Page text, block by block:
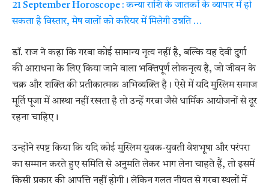
21 September Horoscope : कन्या राशि के जातकों के व्यापार में हो
सकता है विस्तार, मेष वालों को करियर में मिलेगी उन्नति …
डॉ. राज ने कहा कि गरबा कोई सामान्य नृत्य नहीं है, बल्कि यह देवी दुर्गा
की आराधना के लिए किया जाने वाला भक्तिपूर्ण लोकनृत्य है, जो जीवन के
चक्र और शक्ति की प्रतीकात्मक अभिव्यक्ति है। ऐसे में यदि मुस्लिम समाज
मूर्ति पूजा में आस्था नहीं रखता है तो उन्हें गरबा जैसे धार्मिक आयोजनों से दूर
रहना चाहिए।
उन्होंने स्पष्ट किया कि यदि कोई मुस्लिम युवक-युवती वेशभूषा और परंपरा
का सम्मान करते हुए समिति से अनुमति लेकर भाग लेना चाहते हैं, तो इसमें
किसी प्रकार की आपत्ति नहीं होगी। लेकिन गलत नीयत से गरबा स्थलों में